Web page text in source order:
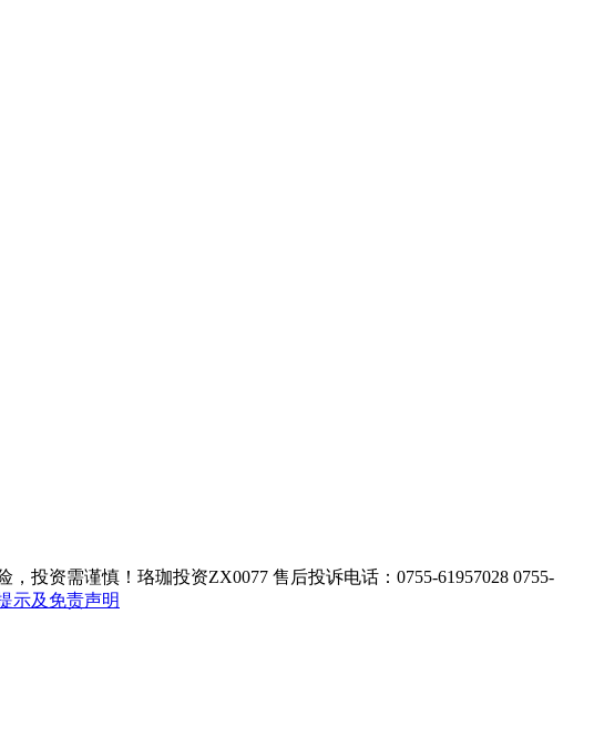
资需谨慎！珞珈投资ZX0077 售后投诉电话：0755-61957028 0755-
示及免责声明